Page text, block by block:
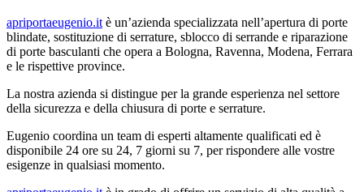
apriportaeugenio.it è un’azienda specializzata nell’apertura di porte
blindate, sostituzione di serrature, sblocco di serrande e riparazione
di porte basculanti che opera a Bologna, Ravenna, Modena, Ferrara
e le rispettive province.
La nostra azienda si distingue per la grande esperienza nel settore
della sicurezza e della chiusura di porte e serrature.
Eugenio coordina un team di esperti altamente qualificati ed è
disponibile 24 ore su 24, 7 giorni su 7, per rispondere alle vostre
esigenze in qualsiasi momento.